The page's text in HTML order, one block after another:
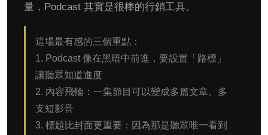
量，Podcast 其實是很棒的行銷工具。
這場最有感的三個重點：
1. Podcast 像在黑暗中前進，要設置「路標」
讓聽眾知道進度
2. 內容飛輪：一集節目可以變成多篇文章、多
支短影音
3. 標題比封面更重要：因為那是聽眾唯一看到